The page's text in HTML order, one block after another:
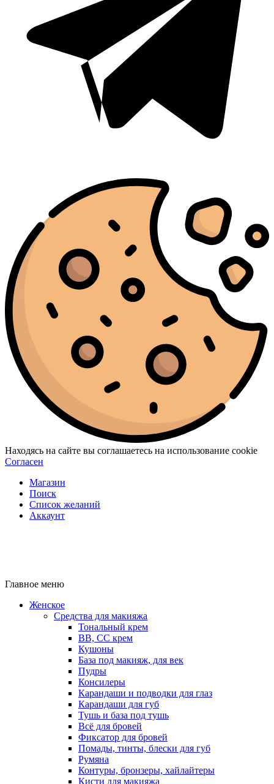
Находясь на сайте вы соглашаетесь на использование cookie
Согласен
Магазин
Поиск
Список желаний
Аккаунт
Главное меню
Женское
Средства для макияжа
Тональный крем
BB, CC крем
Кушоны
База под макияж, для век
Пудры
Консилеры
Карандаши и подводки для глаз
Карандаши для губ
Тушь и база под тушь
Всё для бровей
Фиксатор для бровей
Помады, тинты, блески для губ
Румяна
Контуры, бронзеры, хайлайтеры
Кисти для макияжа